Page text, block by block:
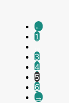
←
1
3
4
5
6
→